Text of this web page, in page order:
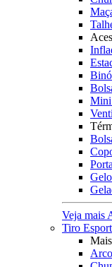
Mini
Veja mais
Tiro